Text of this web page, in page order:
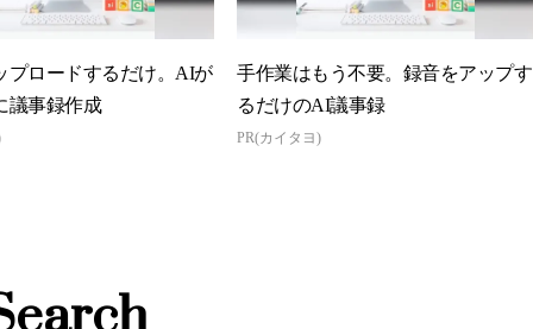
プロードするだけ。AIが
議事録作成
手作業はもう不要。録音をアップす
るだけのAI議事録
PR(カイタヨ)